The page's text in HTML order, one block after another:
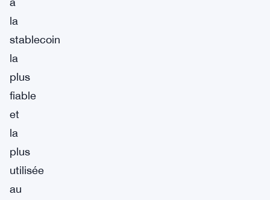
la
stablecoin
la
plus
fiable
et
la
plus
utilisée
au